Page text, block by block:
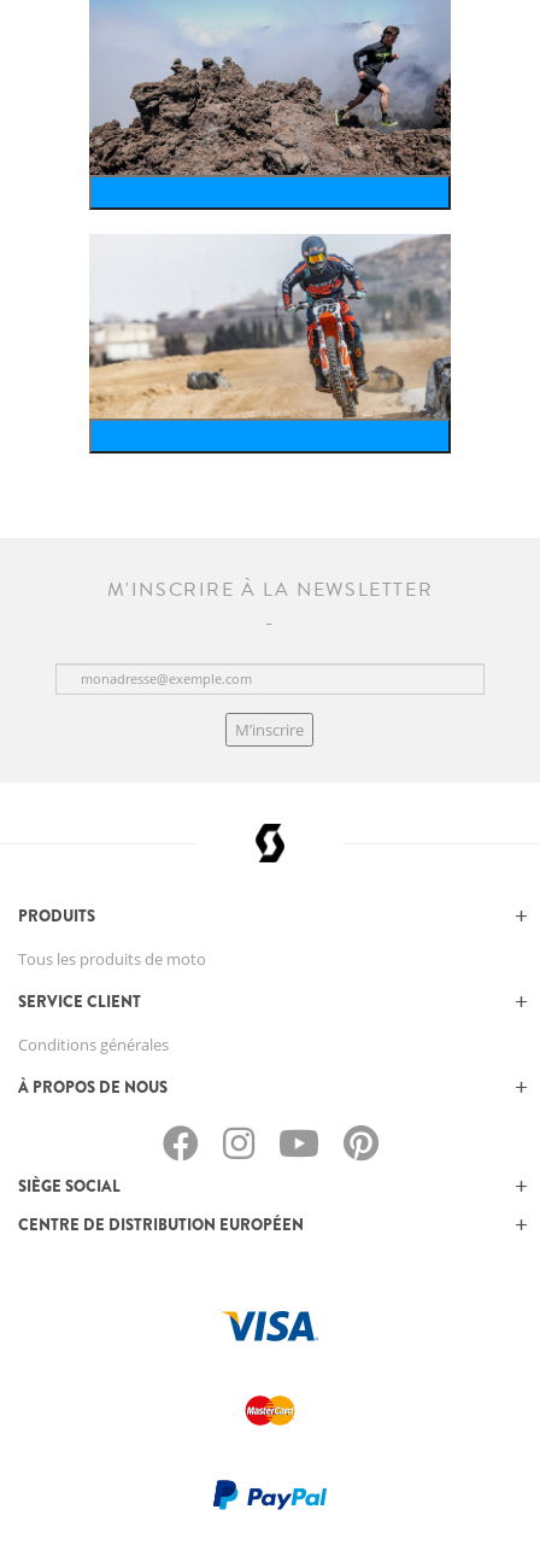
M'INSCRIRE À LA NEWSLETTER
M’inscrire
PRODUITS
Tous les produits de moto
SERVICE CLIENT
Conditions générales
À PROPOS DE NOUS
SIÈGE SOCIAL
CENTRE DE DISTRIBUTION EUROPÉEN